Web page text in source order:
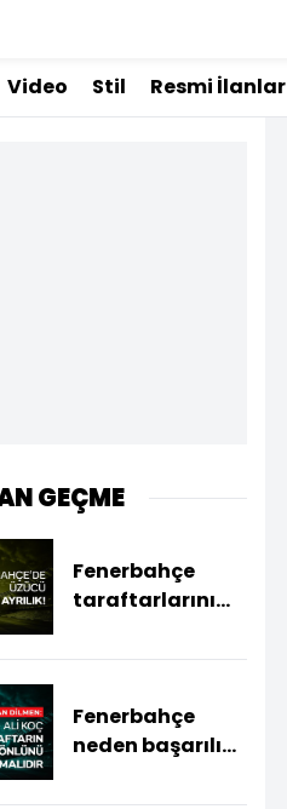
Video Stil Resmi İlanlar
GEÇME
Fenerbahçe
taraftarlarını
Fenerbahçe
neden başarılı